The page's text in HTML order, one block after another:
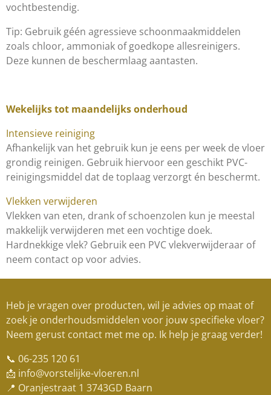
vochtbestendig.
Tip: Gebruik géén agressieve schoonmaakmiddelen
zoals chloor, ammoniak of goedkope allesreinigers.
Deze kunnen de beschermlaag aantasten.
Wekelijks tot maandelijks onderhoud
Intensieve reiniging
Afhankelijk van het gebruik kun je eens per week de vloer
grondig reinigen. Gebruik hiervoor een geschikt PVC-
reinigingsmiddel dat de toplaag verzorgt én beschermt.
Vlekken verwijderen
Vlekken van eten, drank of schoenzolen kun je meestal
makkelijk verwijderen met een vochtige doek.
Hardnekkige vlek? Gebruik een PVC vlekverwijderaar of
neem contact op voor advies.
Heb je vragen over producten, wil je advies op maat of
zoek je onderhoudsmiddelen voor jouw specifieke vloer?
Neem gerust contact met me op. Ik help je graag verder!
📞 06-235 120 61
📩 info@vorstelijke-vloeren.nl
📍 Oranjestraat 1 3743GD Baarn